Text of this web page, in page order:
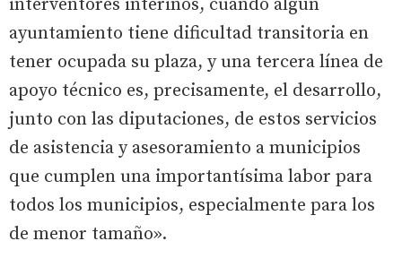
interventores interinos, cuando algún
ayuntamiento tiene dificultad transitoria en
tener ocupada su plaza, y una tercera línea de
apoyo técnico es, precisamente, el desarrollo,
junto con las diputaciones, de estos servicios
de asistencia y asesoramiento a municipios
que cumplen una importantísima labor para
todos los municipios, especialmente para los
de menor tamaño».